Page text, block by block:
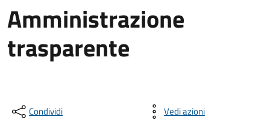
Amministrazione
trasparente
Condividi Vedi azioni